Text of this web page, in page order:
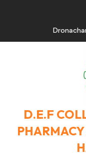
D.E.F